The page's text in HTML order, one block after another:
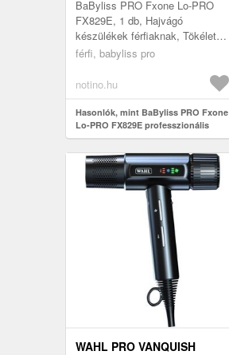
HAJFORMÁZÓ GREY 1 DB
BaByliss PRO Fxone Lo-PRO
FX829E, 1 db, Hajvágó
készülékek férfiaknak, Tökéletes
precizitás és stílus (nemcsak)
Lo-P...
férfi, babyliss pro
notino.hu
Hasonlók, mint BaByliss PRO Fxone
Lo-PRO FX829E professzionális
hajformázó Grey 1 db
WAHL PRO VANQUISH